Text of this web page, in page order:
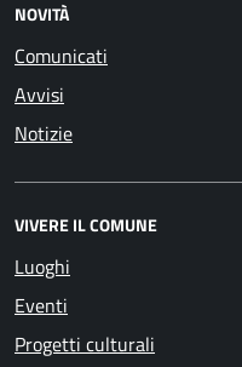
NOVITÀ
Comunicati
Avvisi
Notizie
VIVERE IL COMUNE
Luoghi
Eventi
Progetti culturali